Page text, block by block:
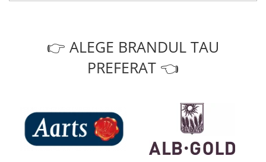
👉 ALEGE BRANDUL TAU
PREFERAT 👈